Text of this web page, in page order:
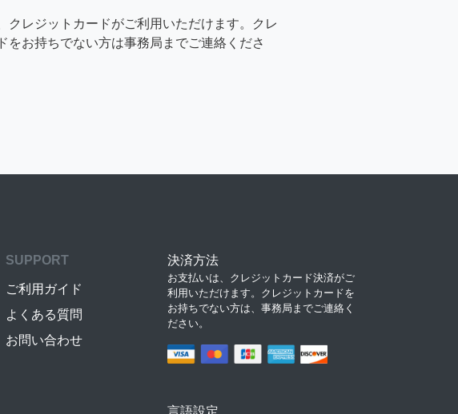
クレジットカードがご利用いただけます。クレ
をお持ちでない方は事務局までご連絡くださ
SUPPORT
ご利用ガイド
よくある質問
お問い合わせ
決済方法
お支払いは、クレジットカード決済がご
利用いただけます。クレジットカードを
お持ちでない方は、事務局までご連絡く
ださい。
言語設定